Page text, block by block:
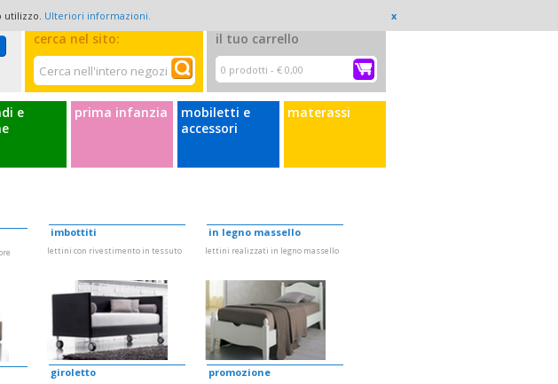
Il mio account La mia wishlist
cerca nel sito: il tuo carrello
0 prodotti - € 0,00
e
prima infanzia
mobiletti e
accessori
materassi
imbottiti
lettini con rivestimento in tessuto
giroletto
in legno massello
lettini realizzati in legno massello
promozione
utilizzo. Ulteriori informazioni. x